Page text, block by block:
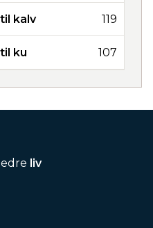
kalv 119
ku 107
liv